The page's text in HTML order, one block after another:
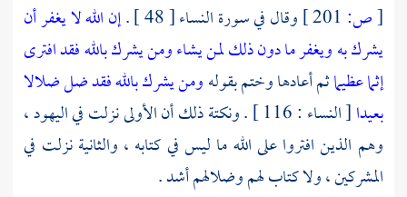
[ص: وقال في سورة النساء [ 48 ] .
إن الله لا يغفر أن
يشرك به ويغفر ما دون ذلك لمن يشاء ومن يشرك بالله فقد افترى
إثما عظيماثم أعادها وختم بقولهومن يشرك بالله فقد ضل ضلالا
بعيدا[ النساء : 116 ] . ونكتة ذلك أن الأولى نزلت في
اليهود ،
وهم الذين افتروا على الله ما ليس في كتابه ، والثانية نزلت في
المشركين ، ولا كتاب لهم وضلالهم أشد .